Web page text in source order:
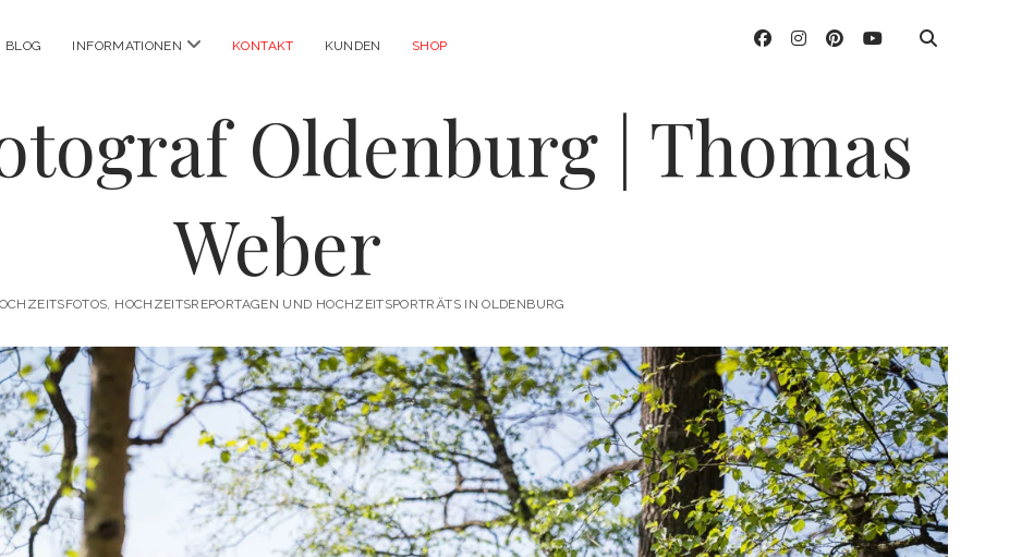
BLOG INFORMATIONEN Menü
KONTAKT KUNDEN SHOP facebookinstagram
pinterestyoutube
Oldenburg | Thomas
Weber
HOCHZEITSREPORTAGEN UND HOCHZEITSPORTRÄTS IN OLDENBURG